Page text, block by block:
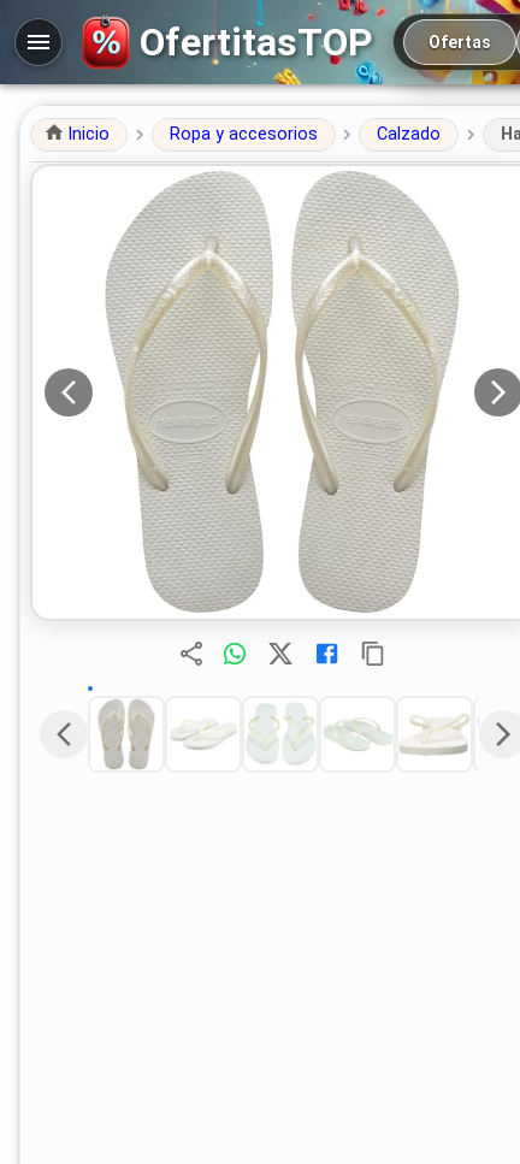
OfertitasTOP Navegación
Ofertas
Inicio Ropa y accesorios Calzado